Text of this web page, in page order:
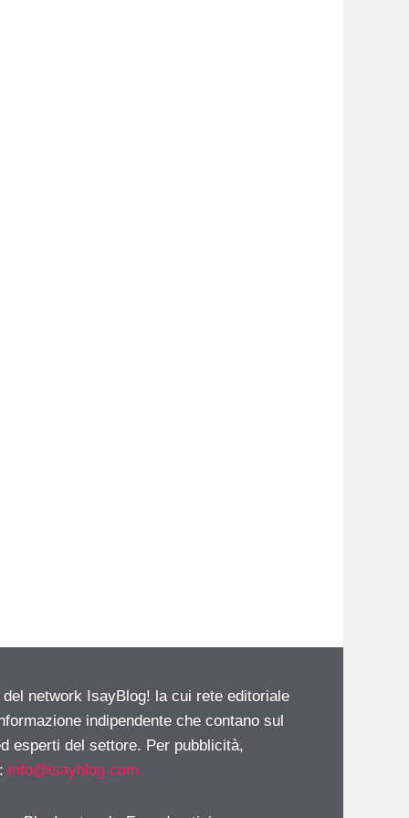
del network IsayBlog! la cui rete editoriale
indipendente che contano sul
esperti del settore. Per pubblicità,
info@isayblog.com